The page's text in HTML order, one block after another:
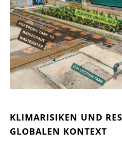
KLIMARISIKEN UND
GLOBALEN KONTEXT